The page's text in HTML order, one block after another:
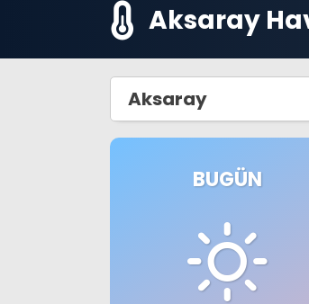
Aksaray
Aksaray
BUGÜN